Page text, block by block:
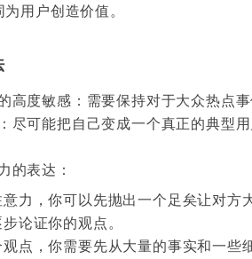
用户创造价值。
高度敏感：需要保持对于大众热点
尽可能把自己变成一个真正的典型
的表达：
力，你可以先抛出一个足矣让对
论证你的观点。
点，你需要先从大量的事实和一